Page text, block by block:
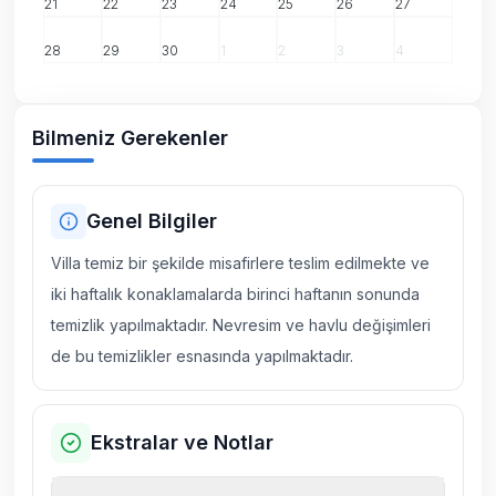
21 22 23 24 25 26 27
28 29 30 1 2 3 4
Bilmeniz Gerekenler
Genel Bilgiler
Villa temiz bir şekilde misafirlere teslim edilmekte ve
iki haftalık konaklamalarda birinci haftanın sonunda
temizlik yapılmaktadır. Nevresim ve havlu değişimleri
de bu temizlikler esnasında yapılmaktadır.
Ekstralar ve Notlar